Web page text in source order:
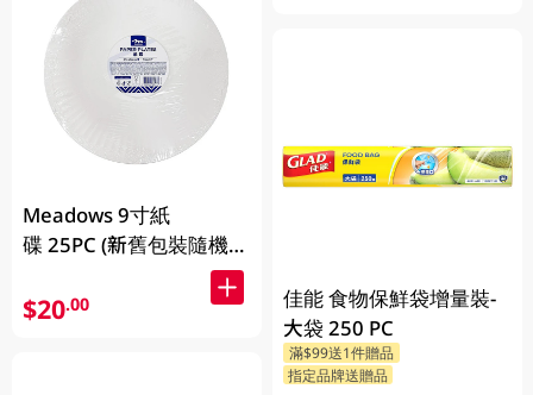
Meadows 9寸紙
碟 25PC (新舊包裝隨機發
$20.00
佳能 食物保鮮袋增量裝-
大袋 250 PC
滿$99送1件贈品
指定品牌送贈品